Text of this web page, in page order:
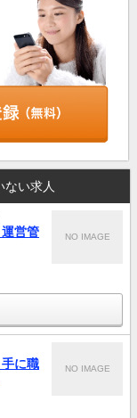
ない求人
営管
NO IMAGE
に職
NO IMAGE